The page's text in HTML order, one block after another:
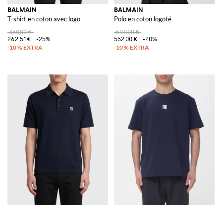
BALMAIN
T-shirt en coton avec logo
350,00 €
262,51 €
-25%
BALMAIN
Polo en coton logoté
690,00 €
552,00 €
-20%